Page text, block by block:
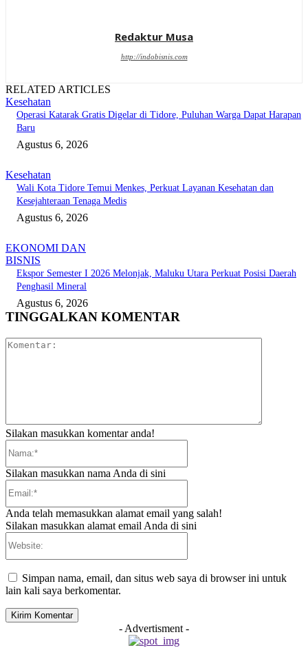
Redaktur Musa
http://indobisnis.com
RELATED ARTICLES
Kesehatan
Operasi Katarak Gratis Digelar di Tidore, Puluhan Warga Dapat Harapan
Baru
Agustus 6, 2026
Kesehatan
Wali Kota Tidore Temui Menkes, Perkuat Layanan Kesehatan dan
Kesejahteraan Tenaga Medis
Agustus 6, 2026
EKONOMI DAN
BISNIS
Ekspor Semester I 2026 Melonjak, Maluku Utara Perkuat Posisi Daerah
Penghasil Mineral
Agustus 6, 2026
TINGGALKAN KOMENTAR
Silakan masukkan komentar anda!
Silakan masukkan nama Anda di sini
Anda telah memasukkan alamat email yang salah!
Silakan masukkan alamat email Anda di sini
Simpan nama, email, dan situs web saya di browser ini untuk
lain kali saya berkomentar.
- Advertisment -